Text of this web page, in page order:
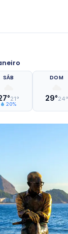
SÁB
21°
20%
DOM
29°24°